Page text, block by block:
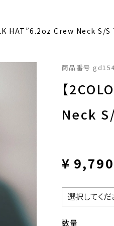
HAT”6.2oz Crew Neck S/
商品番号
【
Neck
¥ 9,790